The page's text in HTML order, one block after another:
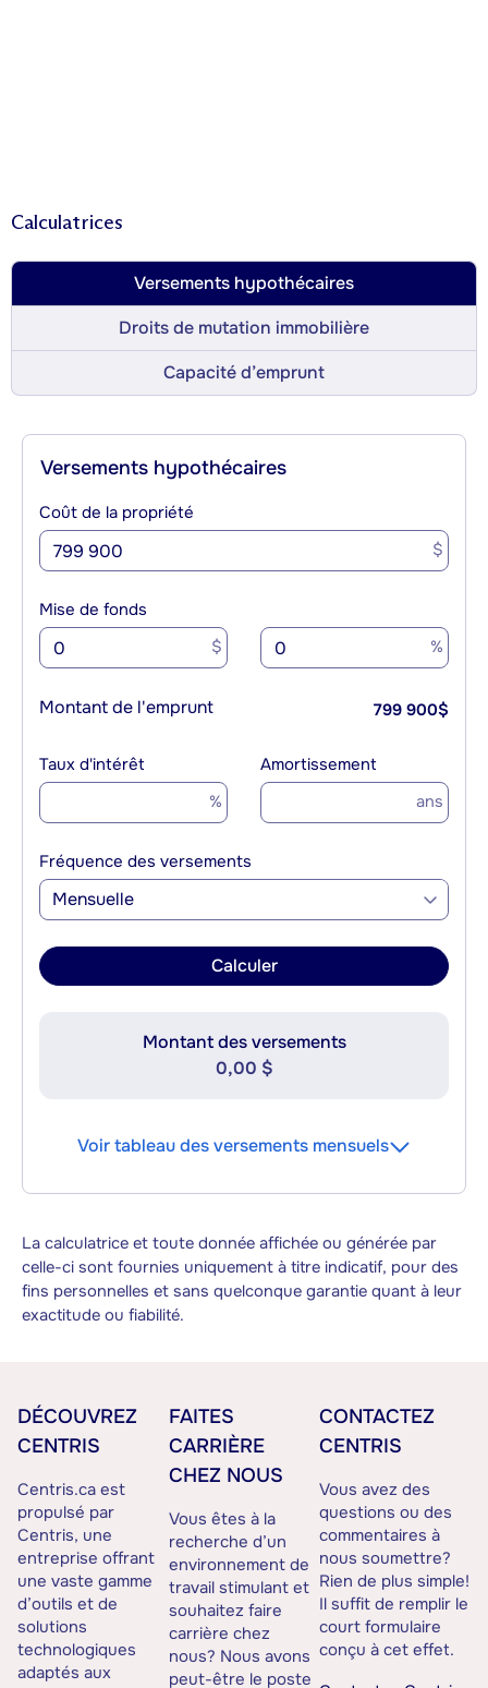
Calculatrices
Versements hypothécaires
Droits de mutation immobilière
Capacité d’emprunt
Versements hypothécaires
Coût de la propriété
$
Mise de fonds
$ %
Montant de l'emprunt 799 900$
Taux d'intérêt
%
Amortissement
ans
Fréquence des versements
Mensuelle
Calculer
Montant des versements
0,00 $
Voir tableau des versements mensuels
La calculatrice et toute donnée affichée ou générée par
celle-ci sont fournies uniquement à titre indicatif, pour des
fins personnelles et sans quelconque garantie quant à leur
exactitude ou fiabilité.
DÉCOUVREZ
CENTRIS
Centris.ca est
propulsé par
Centris, une
entreprise offrant
une vaste gamme
d’outils et de
solutions
technologiques
adaptés aux
FAITES
CARRIÈRE
CHEZ NOUS
Vous êtes à la
recherche d’un
environnement de
travail stimulant et
souhaitez faire
carrière chez
nous? Nous avons
peut-être le poste
CONTACTEZ
CENTRIS
Vous avez des
questions ou des
commentaires à
nous soumettre?
Rien de plus simple!
Il suffit de remplir le
court formulaire
conçu à cet effet.